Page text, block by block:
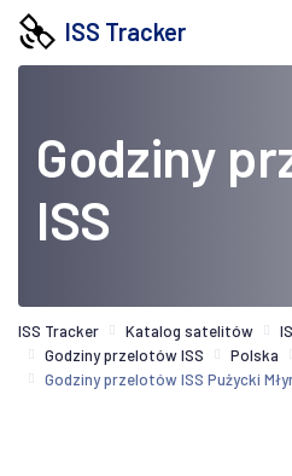
ISS Tracker
Godziny
ISS
ISS Tracker Katalog satelitów
Godziny przelotów ISS
Polska
Godziny przelotów ISS Pużycki